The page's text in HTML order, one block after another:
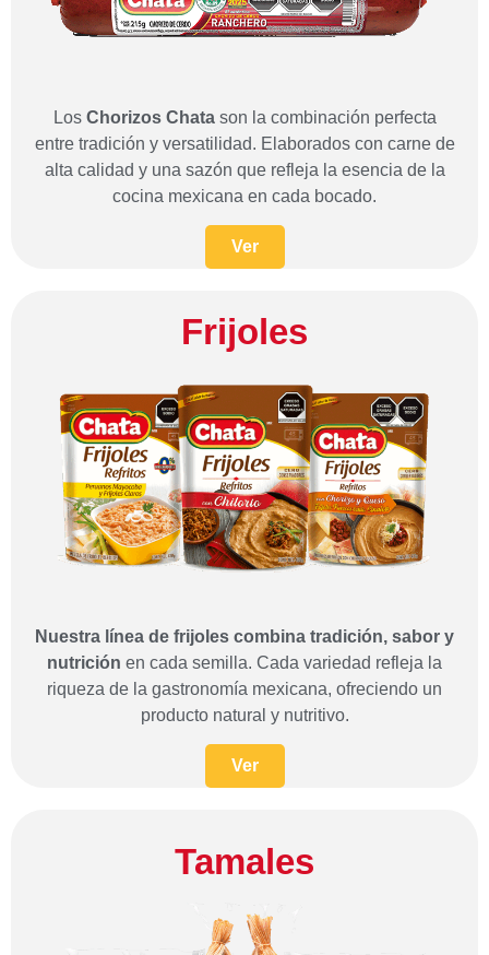
Los ChorizosChata son la combinación perfecta
entre tradición y versatilidad. Elaborados con carne de
alta calidad y una sazón que refleja la esencia de la
cocina mexicana en cada bocado.
Ver
Frijoles
Nuestra línea de frijoles combina tradición, sabor y
nutrición en cada semilla. Cada variedad refleja la
riqueza de la gastronomía mexicana, ofreciendo un
producto natural y nutritivo.
Ver
Tamales